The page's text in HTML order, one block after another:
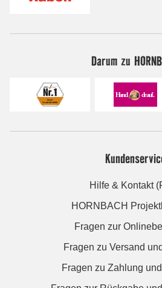
Darum zu
Hilfe & Kontakt
HORNBACH
Fragen zur
Fragen zu Versand
Fragen zu Zahlung